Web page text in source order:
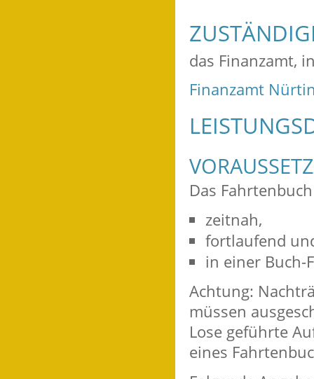
das Finanzamt,
Finanzamt
Das
zeitnah,
fortlaufend
in einer Buch-
Achtung:
müssen
Lose geführte
eines